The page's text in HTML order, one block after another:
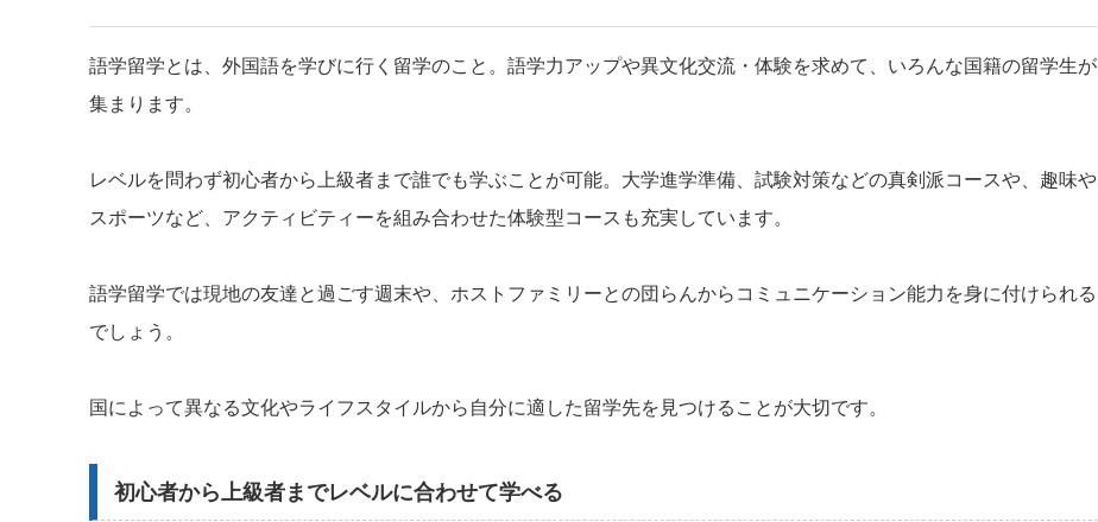
語学留学とは、外国語を学びに行く留学のこと。語学力アップや異文化交流・体験を求めて、いろんな国籍の留学生が
集まります。
レベルを問わず初心者から上級者まで誰でも学ぶことが可能。大学進学準備、試験対策などの真剣派コースや、趣味や
スポーツなど、アクティビティーを組み合わせた体験型コースも充実しています。
語学留学では現地の友達と過ごす週末や、ホストファミリーとの団らんからコミュニケーション能力を身に付けられる
でしょう。
国によって異なる文化やライフスタイルから自分に適した留学先を見つけることが大切です。
初心者から上級者までレベルに合わせて学べる